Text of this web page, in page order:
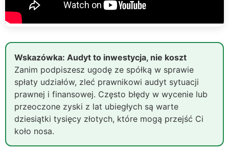
Wskazówka: Audyt to inwestycja, nie koszt
Zanim podpiszesz ugodę ze spółką w sprawie
spłaty udziałów, zleć prawnikowi audyt sytuacji
prawnej i finansowej. Często błędy w wycenie lub
przeoczone zyski z lat ubiegłych są warte
dziesiątki tysięcy złotych, które mogą przejść Ci
koło nosa.